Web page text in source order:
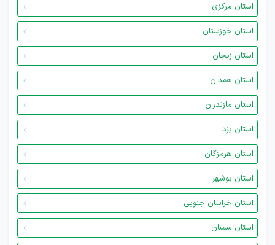
استان مرکزی
استان خوزستان
استان زنجان
استان همدان
استان مازندران
استان یزد
استان هرمزگان
استان بوشهر
استان خراسان جنوبی
استان سمنان